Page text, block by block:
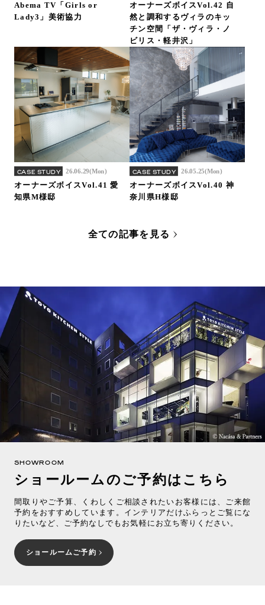
Abema TV「Girls or
Lady3」美術協力
オーナーズボイスVol.42 自
然と調和するヴィラのキッ
チン空間「ザ・ヴィラ・ノ
ビリス・軽井沢」
CASE STUDY 26.06.29(Mon)
オーナーズボイスVol.41 愛
知県M様邸
CASE STUDY 26.05.25(Mon)
オーナーズボイスVol.40 神
奈川県H様邸
全ての記事を見る
SHOWROOM
ショールームのご予約はこちら
間取りやご予算、くわしくご相談されたいお客様には、ご来館
予約をおすすめしています。インテリアだけふらっとご覧にな
りたいなど、ご予約なしでもお気軽にお立ち寄りください。
ショールームご予約